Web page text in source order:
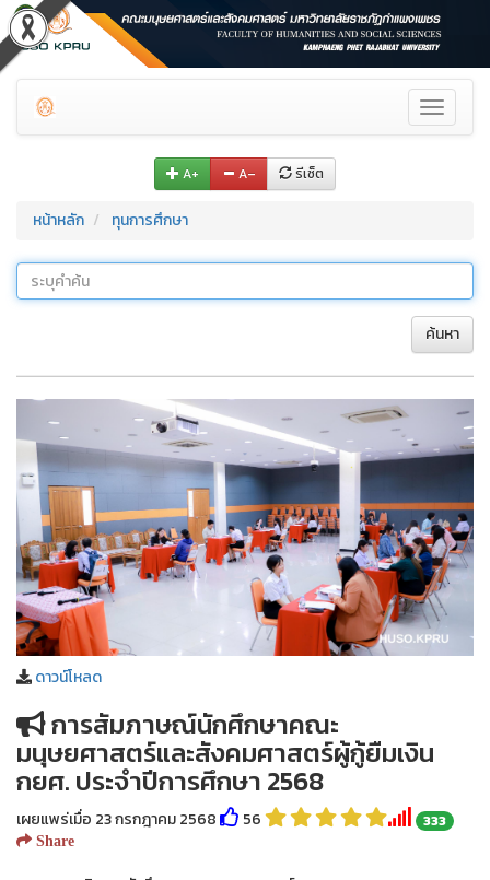
Toggle
A+ A– รีเซ็ต
หน้าหลัก ทุนการศึกษา
ค้นหา
ดาวน์โหลด
การสัมภาษณ์นักศึกษาคณะ
มนุษยศาสตร์และสังคมศาสตร์ผู้กู้ยืมเงิน
กยศ. ประจำปีการศึกษา 2568
เผยแพร่เมื่อ 23 กรกฎาคม 2568 56 333
Share